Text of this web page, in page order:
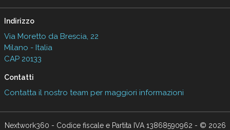
Indirizzo
Via Moretto da Brescia, 22
Milano - Italia
CAP 20133
Contatti
Contatta il nostro team per maggiori informazioni
Nextwork360 - Codice fiscale e Partita IVA 13868590962 - © 2026